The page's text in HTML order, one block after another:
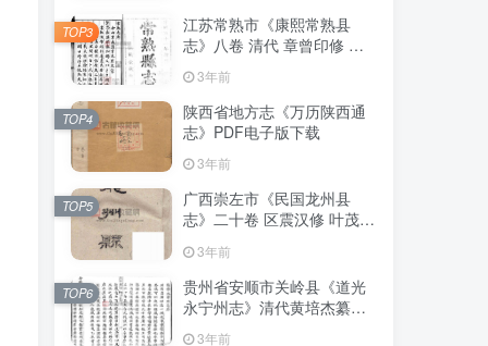
江苏常熟市《康熙常熟县
志》八卷 清代 章曾印修 曾
倬纂PDF影印本高清电子版
下载3年前
TOP3
陕西省地方志《万历陕西通
志》PDF电子版下载
3年前
TOP4
广西崇左市《民国龙州县
志》二十卷 区震汉修 叶茂基
载3年前
TOP5
贵州省安顺市关岭县《道光
永宁州志》清代黄培杰纂修
3年前
TOP6